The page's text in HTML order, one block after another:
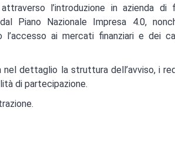
l’introduzione in azienda di
Piano Nazionale Impresa 4.0,
l’accesso ai mercati finanziari e dei
nel dettaglio la struttura dell’avviso, i
di partecipazione.